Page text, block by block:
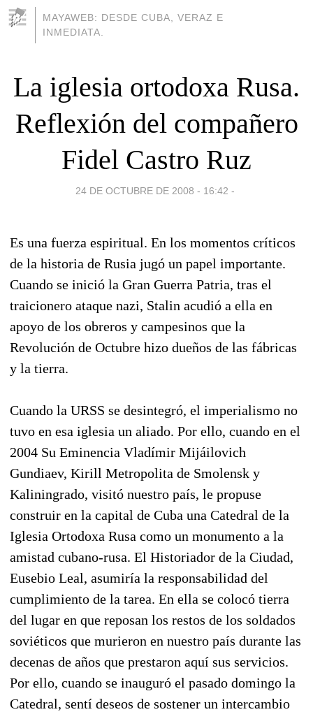
MAYAWEB: DESDE CUBA, VERAZ E
INMEDIATA.
La iglesia ortodoxa Rusa.
Reflexión del compañero
Fidel Castro Ruz
24 DE OCTUBRE DE 2008 - 16:42 -
Es una fuerza espiritual. En los momentos críticos
de la historia de Rusia jugó un papel importante.
Cuando se inició la Gran Guerra Patria, tras el
traicionero ataque nazi, Stalin acudió a ella en
apoyo de los obreros y campesinos que la
Revolución de Octubre hizo dueños de las fábricas
y la tierra.
Cuando la URSS se desintegró, el imperialismo no
tuvo en esa iglesia un aliado. Por ello, cuando en el
2004 Su Eminencia Vladímir Mijáilovich
Gundiaev, Kirill Metropolita de Smolensk y
Kaliningrado, visitó nuestro país, le propuse
construir en la capital de Cuba una Catedral de la
Iglesia Ortodoxa Rusa como un monumento a la
amistad cubano-rusa. El Historiador de la Ciudad,
Eusebio Leal, asumiría la responsabilidad del
cumplimiento de la tarea. En ella se colocó tierra
del lugar en que reposan los restos de los soldados
soviéticos que murieron en nuestro país durante las
decenas de años que prestaron aquí sus servicios.
Por ello, cuando se inauguró el pasado domingo la
Catedral, sentí deseos de sostener un intercambio